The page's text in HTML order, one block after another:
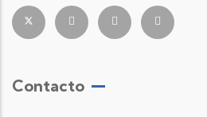
Contacto